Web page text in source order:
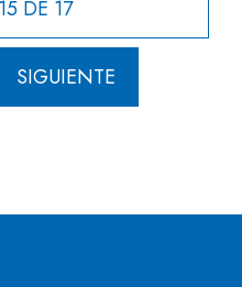
DE 17
SIGUIENTE